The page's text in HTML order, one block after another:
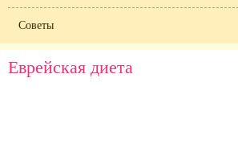
Советы
Еврейская диета